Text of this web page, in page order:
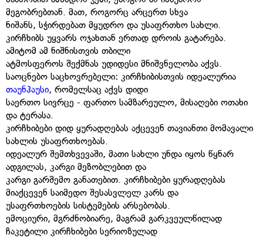
მეგობრებთან. მათ, როგორც არცერთ სხვა
ნიშანს, სჭირდებათ მყუდრო და უსაფრთხო სახლი.
კირჩხიბს უყვარს ოჯახთან ერთად დროის გატარება.
ამიტომ ამ ნიშნისთვის თბილი
ატმოსფეროს შექმნას უდიდესი მნიშვნელობა აქვს.
საოცნებო საცხოვრებელი: კირჩხიბისთვის იდეალურია
თაუნჰაუსი, რომელსაც აქვს დიდი
საერთო სივრცე - ფართო სამზარეულო, მისაღები ოთახი
და ტერასა.
კირჩხიბები დიდ ყურადღებას აქცევენ თავიანთი მომავალი
სახლის უსაფრთხოებას.
იდეალურ შემთხვევაში, მათი სახლი უნდა იყოს წყნარ
ადგილას, კარგი მეზობლებით და
კარგი გარშემო განათებით. კირჩხიბები ყურადღებას
მიაქცევენ საიმედო შესასვლელ კარს და
უსაფრთხოების სისტემების არსებობას.
ემოციური, მგრძნობიარე, მაგრამ გარკვეულწილად
ჩაკეტილი კირჩხიბები სერიოზულად